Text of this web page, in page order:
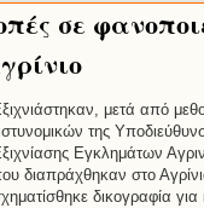
σε
μετά από
της
Εγκλημάτων
διαπράχθηκαν στο
δικογραφία